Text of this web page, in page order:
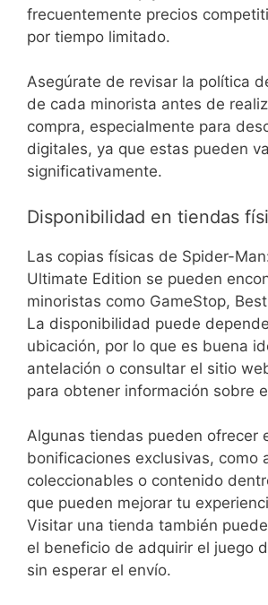
frecuentemente precios
por tiempo limitado.
Asegúrate de revisar la política
de cada minorista antes de
compra, especialmente para
digitales, ya que estas pueden
significativamente.
Disponibilidad en tiendas
Las copias físicas de Spider-
Ultimate Edition se pueden
minoristas como GameStop,
La disponibilidad puede
ubicación, por lo que es buena
antelación o consultar el sitio
para obtener información sobre
Algunas tiendas pueden ofrecer
bonificaciones exclusivas, como
coleccionables o contenido
que pueden mejorar tu
Visitar una tienda también
el beneficio de adquirir el juego
sin esperar el envío.